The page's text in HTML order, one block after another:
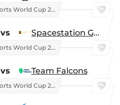
Esports World Cup 2026
vs Spacestation Gaming
Esports World Cup 2026
vs Team Falcons
Esports World Cup 2026